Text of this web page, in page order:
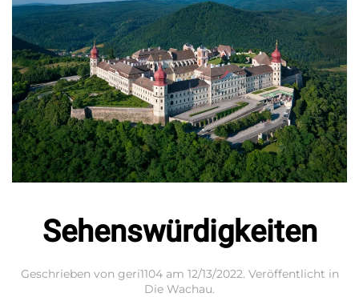
Sehenswürdigkeiten
Geschrieben von geri1104am 12/13/2022. Veröffentlicht in
Die Wachau.